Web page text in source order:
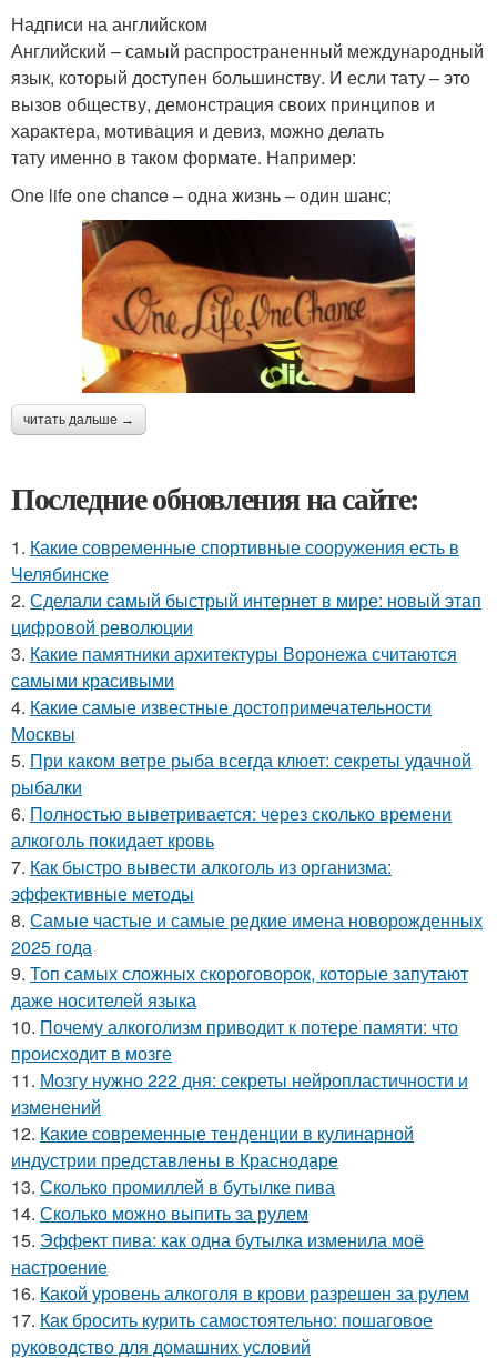
Надписи на английском
Английский – самый распространенный международный
язык, который доступен большинству. И если тату – это
вызов обществу, демонстрация своих принципов и
характера, мотивация и девиз, можно делать
тату именно в таком формате. Например:
One life one chance – одна жизнь – один шанс;
читать дальше →
Последние обновления на сайте:
1. Какие современные спортивные сооружения есть в
Челябинске
2. Сделали самый быстрый интернет в мире: новый этап
цифровой революции
3. Какие памятники архитектуры Воронежа считаются
самыми красивыми
4. Какие самые известные достопримечательности
Москвы
5. При каком ветре рыба всегда клюет: секреты удачной
рыбалки
6. Полностью выветривается: через сколько времени
алкоголь покидает кровь
7. Как быстро вывести алкоголь из организма:
эффективные методы
8. Самые частые и самые редкие имена новорожденных
2025 года
9. Топ самых сложных скороговорок, которые запутают
даже носителей языка
10. Почему алкоголизм приводит к потере памяти: что
происходит в мозге
11. Мозгу нужно 222 дня: секреты нейропластичности и
изменений
12. Какие современные тенденции в кулинарной
индустрии представлены в Краснодаре
13. Сколько промиллей в бутылке пива
14. Сколько можно выпить за рулем
15. Эффект пива: как одна бутылка изменила моё
настроение
16. Какой уровень алкоголя в крови разрешен за рулем
17. Как бросить курить самостоятельно: пошаговое
руководство для домашних условий